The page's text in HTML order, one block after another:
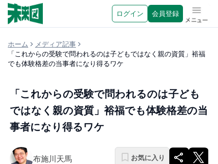
ログイン 会員登録 メニュ
ホーム
メディア記事
「これからの受験で問われるのは子どもではなく親の資質」裕福
でも体験格差の当事者になり得るワケ
「これからの受験で問われるのは子ども
ではなく親の資質」裕福でも体験格差の当
事者になり得るワケ
布施川天馬 お気に入り